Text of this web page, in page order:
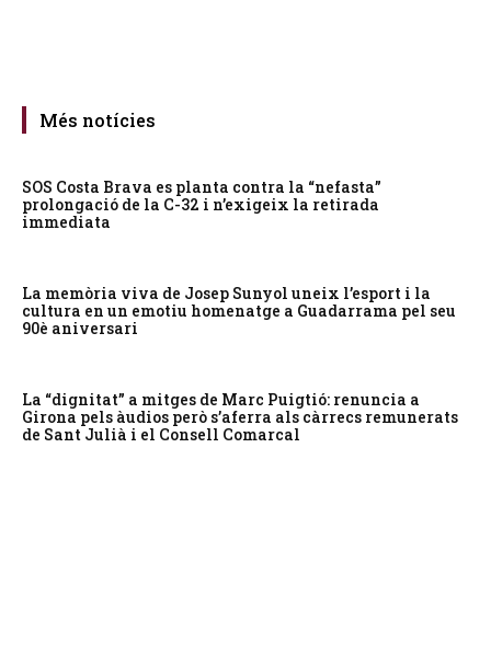
Més notícies
SOS Costa Brava es planta contra la “nefasta”
prolongació de la C-32 i n’exigeix la retirada
immediata
La memòria viva de Josep Sunyol uneix l’esport i la
cultura en un emotiu homenatge a Guadarrama pel seu
90è aniversari
La “dignitat” a mitges de Marc Puigtió: renuncia a
Girona pels àudios però s’aferra als càrrecs remunerats
de Sant Julià i el Consell Comarcal